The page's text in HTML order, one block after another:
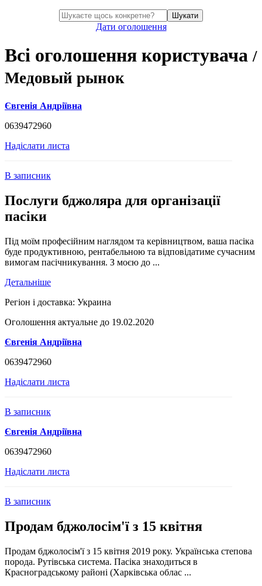
Шукати
Дати оголошення
Всі оголошення користувача/
Медовый рынок
Євгенія Андріївна
0639472960
Надіслати листа
В записник
Послуги бджоляра для організації
пасіки
Під моїм професійним наглядом та керівництвом, ваша пасіка
буде продуктивною, рентабельною та відповідатиме сучасним
вимогам пасічникування. З моєю до ...
Детальніше
Регіон і доставка: Украина
Оголошення актуальне до 19.02.2020
Євгенія Андріївна
0639472960
Надіслати листа
В записник
Євгенія Андріївна
0639472960
Надіслати листа
В записник
Продам бджолосім'ї з 15 квітня
Продам бджолосім'ї з 15 квітня 2019 року. Українська степова
порода. Рутівська система. Пасіка знаходиться в
Красноградському районі (Харківська облас ...